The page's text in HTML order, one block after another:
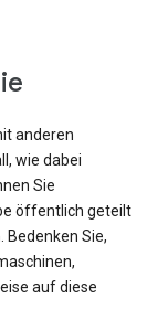
anderen
wie dabei
Sie
öffentlich geteilt
Bedenken Sie,
auf diese